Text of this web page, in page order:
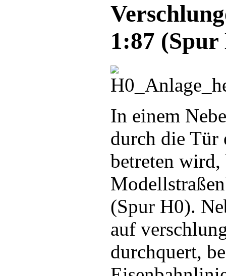
1:87 (Spur
In einem
durch die Tür
betreten
(Spur H0).
auf
durchquert,